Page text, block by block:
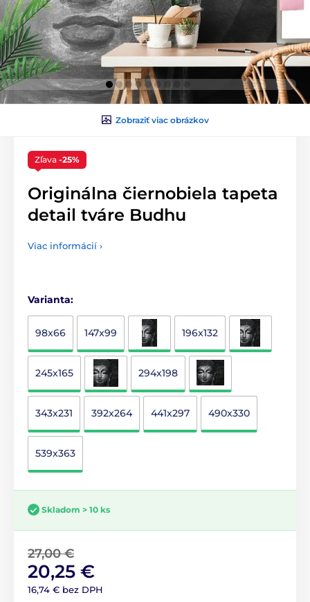
Zobraziť viac obrázkov
Zľava -25%
Originálna čiernobiela tapeta
detail tváre Budhu
Viac informácií ›
Varianta:
98x66 147x99 196x132
245x165 294x198
343x231 392x264 441x297 490x330
539x363
Skladom > 10 ks
27,00 €
20,25 €
16,74 € bez DPH